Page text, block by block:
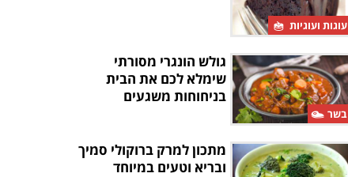
עוגות ועוגיות
בשר
גולש הונגרי מסורתי
שימלא לכם את הבית
בניחוחות משגעים
מתכון למרק ברוקולי סמיך
ובריא וטעים במיוחד